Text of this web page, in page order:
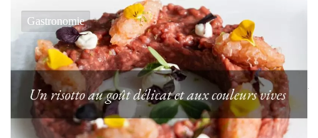
Gastronomie